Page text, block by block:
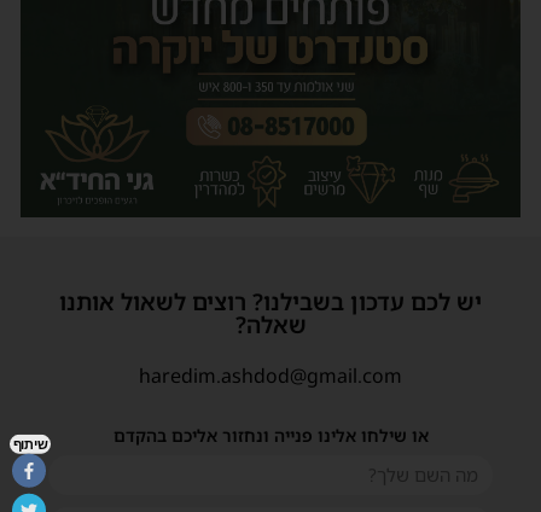
יש לכם עדכון בשבילנו? רוצים לשאול אותנו
שאלה?
haredim.ashdod@gmail.com
או שילחו אלינו פנייה ונחזור אליכם בהקדם שיתוף